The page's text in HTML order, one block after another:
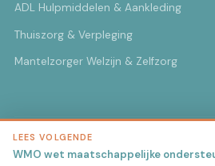
ADL Hulpmiddelen & Aankleding
Thuiszorg & Verpleging
Mantelzorger Welzijn & Zelfzorg
© 2026 Mantelzorg Nieuwsbrief
LEES VOLGENDE